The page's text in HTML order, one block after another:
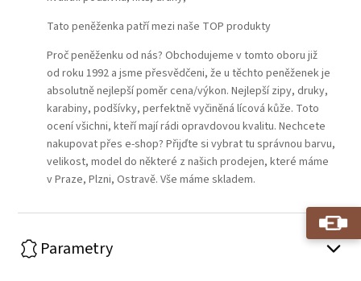
Tato peněženka patří mezi naše TOP produkty
Proč peněženku od nás? Obchodujeme v tomto oboru již
od roku 1992 a jsme přesvědčeni, že u těchto peněženek je
absolutně nejlepší poměr cena/výkon. Nejlepší zipy, druky,
karabiny, podšívky, perfektně vyčiněná lícová kůže. Toto
ocení všichni, kteří mají rádi opravdovou kvalitu. Nechcete
nakupovat přes e-shop? Přijďte si vybrat tu správnou barvu,
velikost, model do některé z našich prodejen, které máme
v Praze, Plzni, Ostravě. Vše máme skladem.
Parametry